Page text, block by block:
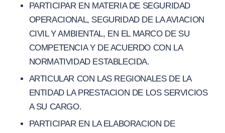
PARTICIPAR EN MATERIA DE SEGURIDAD
OPERACIONAL, SEGURIDAD DE LA AVIACION
CIVIL Y AMBIENTAL, EN EL MARCO DE SU
COMPETENCIA Y DE ACUERDO CON LA
NORMATIVIDAD ESTABLECIDA.
ARTICULAR CON LAS REGIONALES DE LA
ENTIDAD LA PRESTACION DE LOS SERVICIOS
A SU CARGO.
PARTICIPAR EN LA ELABORACION DE